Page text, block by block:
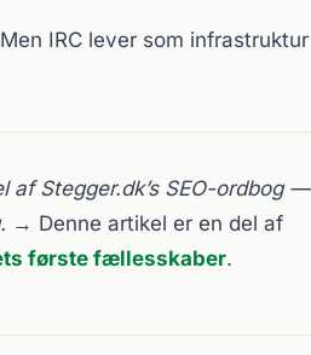
IRC lever som infrastruktur
af Stegger.dk’s SEO-ordbog —
→ Denne artikel er en del af
første fællesskaber.